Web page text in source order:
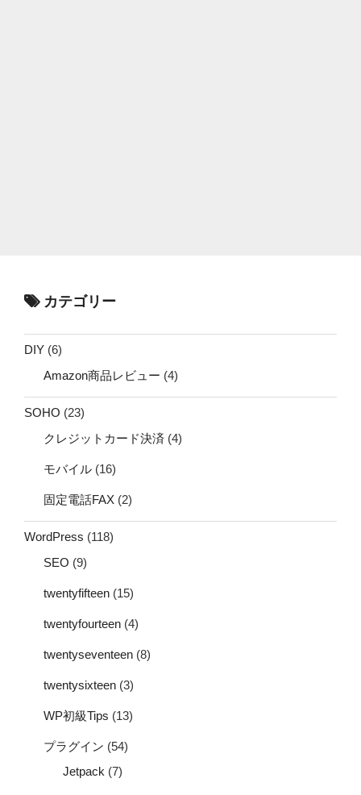
カテゴリー
DIY (6)
Amazon商品レビュー (4)
SOHO (23)
クレジットカード決済 (4)
モバイル (16)
固定電話FAX (2)
WordPress (118)
SEO (9)
twentyfifteen (15)
twentyfourteen (4)
twentyseventeen (8)
twentysixteen (3)
WP初級Tips (13)
プラグイン (54)
Jetpack (7)